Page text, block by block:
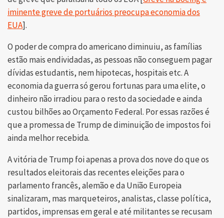
iminente greve de portuários preocupa economia dos
EUA].
O poder de compra do americano diminuiu, as famílias
estão mais endividadas, as pessoas não conseguem pagar
dívidas estudantis, nem hipotecas, hospitais etc. A
economia da guerra só gerou fortunas para uma elite, o
dinheiro não irradiou para o resto da sociedade e ainda
custou bilhões ao Orçamento Federal. Por essas razões é
que a promessa de Trump de diminuição de impostos foi
ainda melhor recebida.
A vitória de Trump foi apenas a prova dos nove do que os
resultados eleitorais das recentes eleições para o
parlamento francês, alemão e da União Europeia
sinalizaram, mas marqueteiros, analistas, classe política,
partidos, imprensas em geral e até militantes se recusam